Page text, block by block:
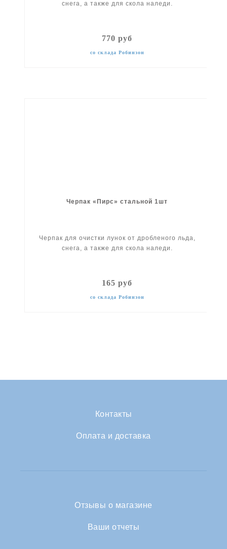
снега, а также для скола наледи.
770 руб
со склада Робинзон
Черпак «Пирс» стальной 1шт
Черпак для очистки лунок от дробленого льда,
снега, а также для скола наледи.
165 руб
со склада Робинзон
Контакты
Оплата и доставка
Отзывы о магазине
Ваши отчеты